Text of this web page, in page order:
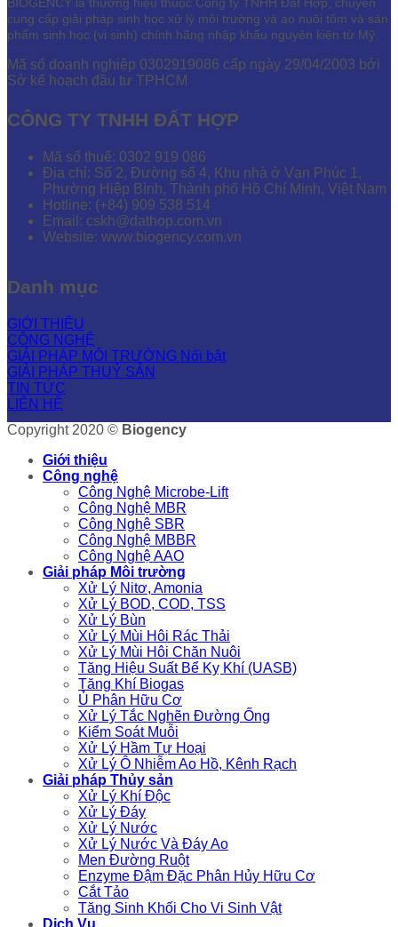
BIOGENCY là thương hiệu thuộc Công ty TNHH Đất Hợp, chuyên
cung cấp giải pháp sinh học xử lý môi trường và ao nuôi tôm và sản
phẩm sinh học (vi sinh) chính hãng nhập khẩu nguyên kiện từ Mỹ.
Mã số doanh nghiệp 0302919086 cấp ngày 29/04/2003 bởi
Sở kế hoạch đầu tư TPHCM
CÔNG TY TNHH ĐẤT HỢP
Mã số thuế: 0302 919 086
Địa chỉ: Số 2, Đường số 4, Khu nhà ở Vạn Phúc 1,
Phường Hiệp Bình, Thành phố Hồ Chí Minh, Việt Nam
Hotline: (+84) 909 538 514
Email: cskh@dathop.com.vn
Website: www.biogency.com.vn
Danh mục
GIỚI THIỆU
CÔNG NGHỆ
GIẢI PHÁP MÔI TRƯỜNG
GIẢI PHÁP THUỶ SẢN
TIN TỨC
LIÊN HỆ
Copyright 2020 © Biogency
Giới thiệu
Công nghệ
Công Nghệ Microbe-Lift
Công Nghệ MBR
Công Nghệ SBR
Công Nghệ MBBR
Công Nghệ AAO
Giải pháp Môi trường
Xử Lý Nitơ, Amonia
Xử Lý BOD, COD, TSS
Xử Lý Bùn
Xử Lý Mùi Hôi Rác Thải
Xử Lý Mùi Hôi Chăn Nuôi
Tăng Hiệu Suất Bể Kỵ Khí (UASB)
Tăng Khí Biogas
Ủ Phân Hữu Cơ
Xử Lý Tắc Nghẽn Đường Ống
Kiểm Soát Muỗi
Xử Lý Hầm Tự Hoại
Xử Lý Ô Nhiễm Ao Hồ, Kênh Rạch
Giải pháp Thủy sản
Xử Lý Khí Độc
Xử Lý Đáy
Xử Lý Nước
Xử Lý Nước Và Đáy Ao
Men Đường Ruột
Enzyme Đậm Đặc Phân Hủy Hữu Cơ
Cắt Tảo
Tăng Sinh Khối Cho Vi Sinh Vật
Dịch Vụ